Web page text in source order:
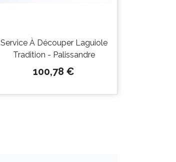
Service À Découper Laguiole
Tradition - Palissandre
Prix
100,78 €